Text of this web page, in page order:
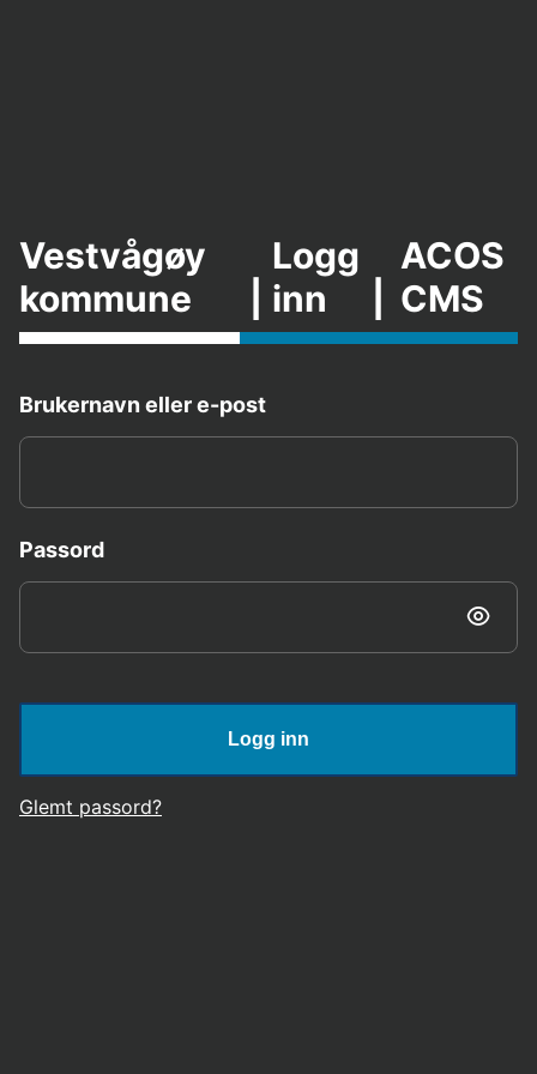
Vestvågøy
kommune
Logg
inn
ACOS
CMS
Brukernavn eller e-post
Passord
Logg inn
Glemt passord?